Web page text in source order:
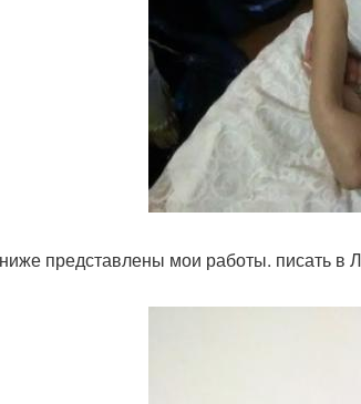
представлены мои работы. писать в